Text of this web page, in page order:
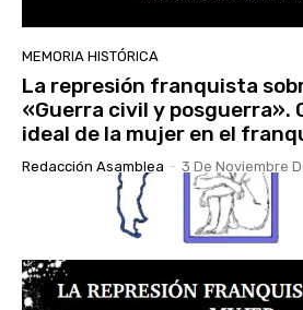
MEMORIA HISTÓRICA
La represión franquista
«Guerra civil y posguerra».
ideal de la mujer en el
Redacción Asamblea - 3 De Noviembre